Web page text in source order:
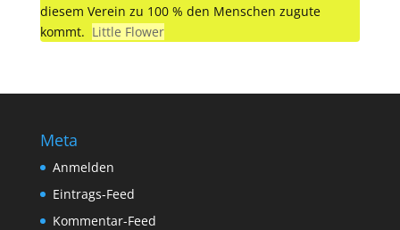
diesem Verein zu 100 % den Menschen zugute
kommt. Little Flower
Meta
Anmelden
Eintrags-Feed
Kommentar-Feed